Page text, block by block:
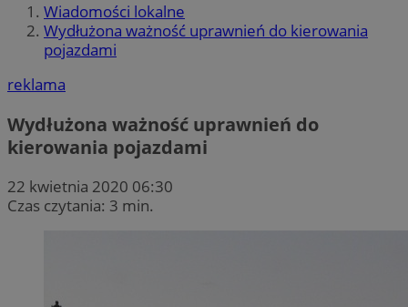
Wiadomości lokalne
Wydłużona ważność uprawnień do kierowania
pojazdami
reklama
Wydłużona ważność uprawnień do
kierowania pojazdami
22 kwietnia 2020 06:30
Czas czytania: 3 min.